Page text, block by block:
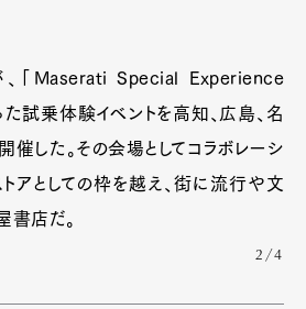
「Maserati Special Experience
試乗体験イベントを高知、広島、名
催した。その会場としてコラボレーシ
トアとしての枠を越え、街に流行や文
書店だ。
2/4